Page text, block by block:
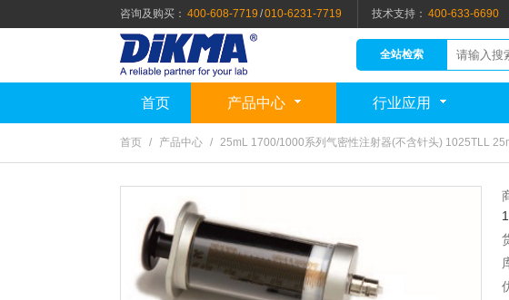
咨询及购买： 400-608-7719 /010-6231-7719 技术支持： 400-633-6690
全站检索
首页 产品中心 行业应用
首页 / 产品中心 / 25mL 1700/1000系列气密性注射器(不含针头) 1025TLL